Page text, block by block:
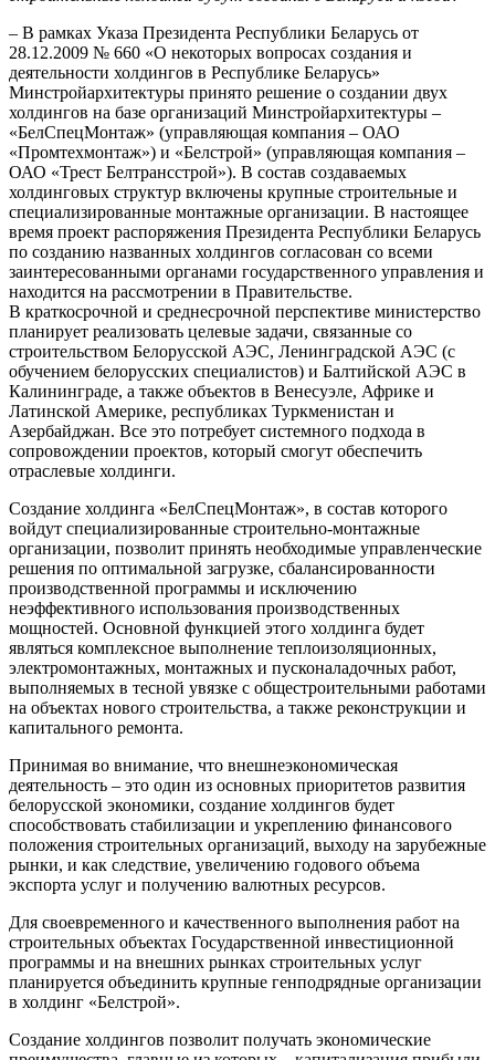
– В рамках Указа Президента Республики Беларусь от
28.12.2009 № 660 «О некоторых вопросах создания и
деятельности холдингов в Республике Беларусь»
Минстройархитектуры принято решение о создании двух
холдингов на базе организаций Минстройархитектуры –
«БелСпецМонтаж» (управляющая компания – ОАО
«Промтехмонтаж») и «Белстрой» (управляющая компания –
ОАО «Трест Белтрансстрой»). В состав создаваемых
холдинговых структур включены крупные строительные и
специализированные монтажные организации. В настоящее
время проект распоряжения Президента Республики Беларусь
по созданию названных холдингов согласован со всеми
заинтересованными органами государственного управления и
находится на рассмотрении в Правительстве.
В краткосрочной и среднесрочной перспективе министерство
планирует реализовать целевые задачи, связанные со
строительством Белорусской АЭС, Ленинградской АЭС (с
обучением белорусских специалистов) и Балтийской АЭС в
Калининграде, а также объектов в Венесуэле, Африке и
Латинской Америке, республиках Туркменистан и
Азербайджан. Все это потребует системного подхода в
сопровождении проектов, который смогут обеспечить
отраслевые холдинги.
Создание холдинга «БелСпецМонтаж», в состав которого
войдут специализированные строительно-монтажные
организации, позволит принять необходимые управленческие
решения по оптимальной загрузке, сбалансированности
производственной программы и исключению
неэффективного использования производственных
мощностей. Основной функцией этого холдинга будет
являться комплексное выполнение теплоизоляционных,
электромонтажных, монтажных и пусконаладочных работ,
выполняемых в тесной увязке с общестроительными работами
на объектах нового строительства, а также реконструкции и
капитального ремонта.
Принимая во внимание, что внешнеэкономическая
деятельность – это один из основных приоритетов развития
белорусской экономики, создание холдингов будет
способствовать стабилизации и укреплению финансового
положения строительных организаций, выходу на зарубежные
рынки, и как следствие, увеличению годового объема
экспорта услуг и получению валютных ресурсов.
Для своевременного и качественного выполнения работ на
строительных объектах Государственной инвестиционной
программы и на внешних рынках строительных услуг
планируется объединить крупные генподрядные организации
в холдинг «Белстрой».
Создание холдингов позволит получать экономические